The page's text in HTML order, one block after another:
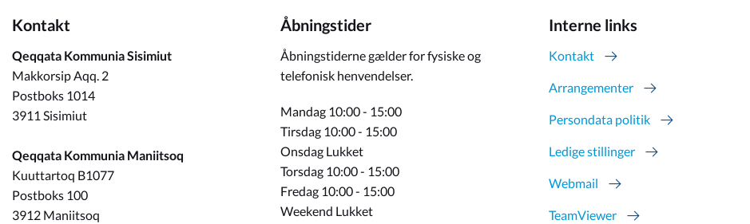
Kontakt
Qeqqata Kommunia Sisimiut
Makkorsip Aqq. 2
Postboks 1014
3911 Sisimiut
Qeqqata Kommunia Maniitsoq
Kuuttartoq B1077
Postboks 100
3912 Maniitsoq
Åbningstider
Åbningstiderne gælder for fysiske og
telefonisk henvendelser.
Mandag 10:00 - 15:00
Tirsdag 10:00 - 15:00
Onsdag Lukket
Torsdag 10:00 - 15:00
Fredag 10:00 - 15:00
Weekend Lukket
Interne links
Kontakt
Arrangementer
Persondata politik
Ledige stillinger
Webmail
TeamViewer